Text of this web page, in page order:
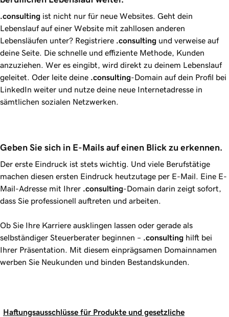
.consulting ist nicht nur für neue Websites. Geht dein
Lebenslauf auf einer Website mit zahllosen anderen
Lebensläufen unter? Registriere .consulting und verweise auf
deine Seite. Die schnelle und effiziente Methode, Kunden
anzuziehen. Wer es eingibt, wird direkt zu deinem Lebenslauf
geleitet. Oder leite deine .consulting-Domain auf dein Profil bei
LinkedIn weiter und nutze deine neue Internetadresse in
sämtlichen sozialen Netzwerken.
Geben Sie sich in E-Mails auf einen Blick zu erkennen.
Der erste Eindruck ist stets wichtig. Und viele Berufstätige
machen diesen ersten Eindruck heutzutage per E-Mail. Eine E-
Mail-Adresse mit Ihrer .consulting-Domain darin zeigt sofort,
dass Sie professionell auftreten und arbeiten.
Ob Sie Ihre Karriere ausklingen lassen oder gerade als
selbständiger Steuerberater beginnen – .consulting hilft bei
Ihrer Präsentation. Mit diesem einprägsamen Domainnamen
werben Sie Neukunden und binden Bestandskunden.
Haftungsausschlüsse für Produkte und gesetzliche